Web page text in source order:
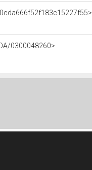
0300048260>